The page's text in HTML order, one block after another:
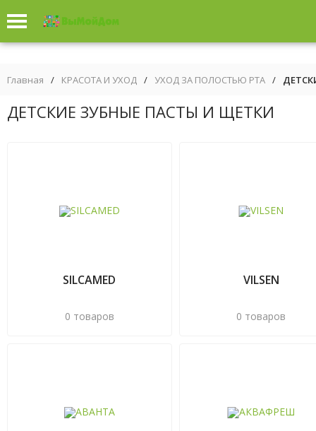
Главная / КРАСОТА И УХОД / УХОД ЗА ПОЛОСТЬЮ РТА /
ДЕТСКИЕ ЗУБНЫЕ ПАСТЫ И ЩЕТКИ
SILCAMED
0 товаров
VILSEN
0 товаров